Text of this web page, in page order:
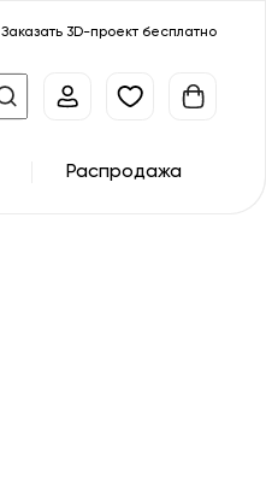
Заказать 3D-проект бесплатно
Распродажа